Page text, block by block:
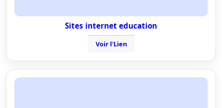
Sites internet education
Voir l'Lien